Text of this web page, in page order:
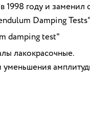
году и заменил
Damping Tests"
damping test"
лакокрасочные.